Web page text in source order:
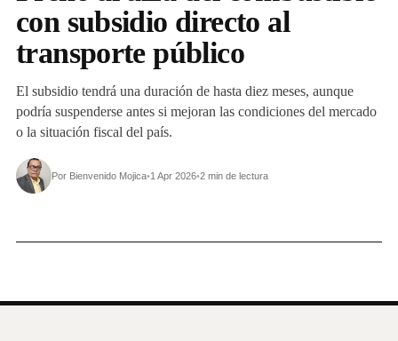
con subsidio directo al
transporte público
El subsidio tendrá una duración de hasta diez meses, aunque
podría suspenderse antes si mejoran las condiciones del mercado
o la situación fiscal del país.
Por Bienvenido Mojica•1 Apr 2026•2 min de lectura